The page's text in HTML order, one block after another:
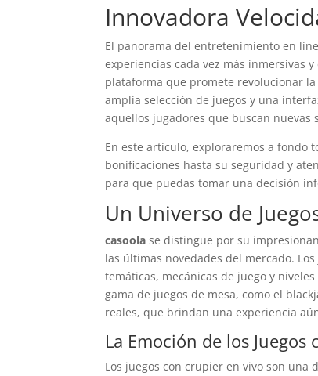
Innovadora
El panorama del entretenimiento en
experiencias cada vez más inmersivas
plataforma que promete revolucionar
amplia selección de juegos y una
aquellos jugadores que buscan
En este artículo, exploraremos a fondo
bonificaciones hasta su seguridad y
para que puedas tomar una decisión
Un Universo de
casoola se distingue por su
las últimas novedades del mercado.
temáticas, mecánicas de juego y
gama de juegos de mesa, como el
reales, que brindan una experiencia
La Emoción de los
Los juegos con crupier en vivo son una